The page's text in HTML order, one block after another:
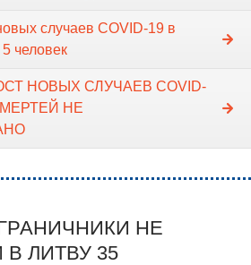
случаев COVID-19 в
человек
НОВЫХ СЛУЧАЕВ COVID-
НЕ
НЕ
ЛИТВУ 35